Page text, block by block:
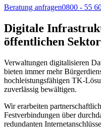
Beratung anfragen0800 - 55
Digitale
öffentlichen Sektor
Verwaltungen digitalisieren
bieten immer mehr
hochleistungsfähigen TK-
zuverlässig bewältigen.
Wir erarbeiten
Festverbindungen über
redundanten